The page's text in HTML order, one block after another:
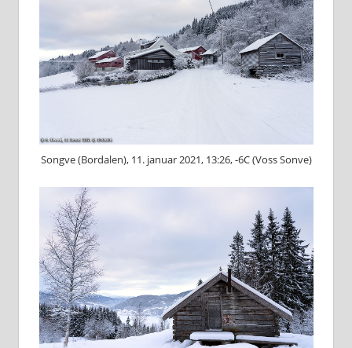
Songve (Bordalen), 11. januar 2021, 13:26, -6C (Voss Sonve)